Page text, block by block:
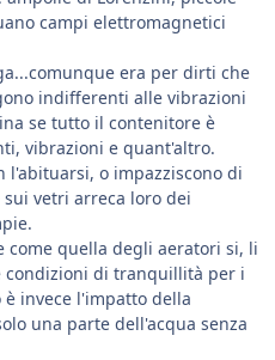
campi elettromagnetici
era per dirti che
indifferenti alle vibrazioni
se tutto il contenitore è
vibrazioni e quant'altro.
l'abituarsi, o impazziscono di
vetri arreca loro dei
quella degli aeratori si, li
condizioni di tranquillità per i
invece l'impatto della
una parte dell'acqua senza